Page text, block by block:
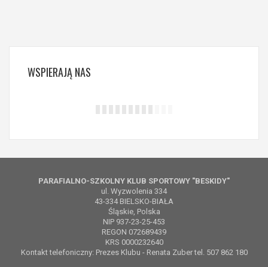
WSPIERAJĄNAS
PARAFIALNO-SZKOLNY KLUB SPORTOWY "BESKIDY"
ul. Wyzwolenia 334
43-334 BIELSKO-BIAŁA
Śląskie, Polska
NIP 937-23-25-453
REGON 072689439
KRS 0000232640
Kontakt telefoniczny: Prezes Klubu - Renata Zuber tel. 507 862 180